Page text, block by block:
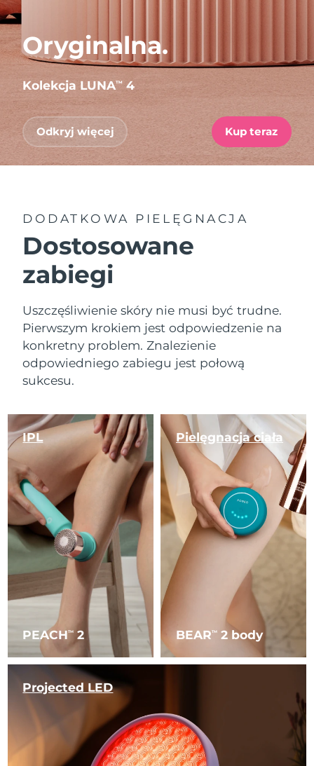
Oryginalna.
Kolekcja LUNA™ 4
Odkryj więcej Kup teraz
DODATKOWA PIELĘGNACJA
Dostosowane
zabiegi
Uszczęśliwienie skóry nie musi być trudne.
Pierwszym krokiem jest odpowiedzenie na
konkretny problem. Znalezienie
odpowiedniego zabiegu jest połową
sukcesu.
PEACHTM 2
IPL
BEARTM 2 body
Pielęgnacja ciała
Projected LED